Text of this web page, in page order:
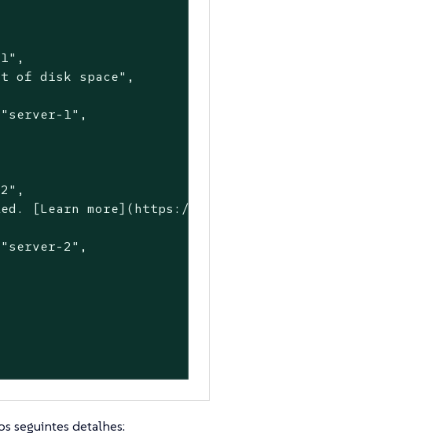
,
of disk space" ,
"server-1" ,
,
[Learn more](https://www.any-link.com)"
"server-2" ,
seguintes detalhes: